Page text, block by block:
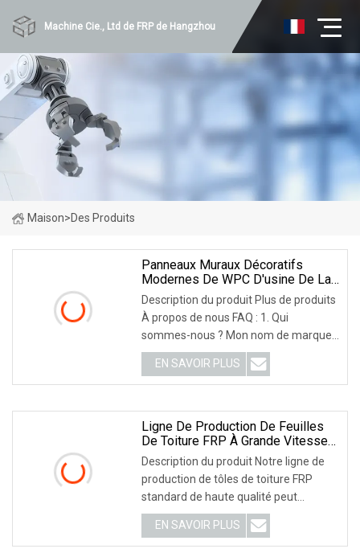
Machine Cie., Ltd de FRP de Hangzhou
Maison>Des Produits
Panneaux Muraux Décoratifs
Modernes De WPC D'usine De La
Chine Panneaux Muraux
Composites En Plastique Et En
Bois De PVC
Description du produit Plus de produits
À propos de nous FAQ : 1. Qui
sommes-nous ? Mon nom de marque
est AUNG SHAN, nous sommes basés
à Shandong, en Chine, depuis 2003.
Nous vendons en Amérique du Nord.
EN SAVOIR PLUS
Ligne De Production De Feuilles
De Toiture FRP À Grande Vitesse
Faisant La Machine
Description du produit Notre ligne de
production de tôles de toiture FRP
standard de haute qualité peut
fabriquer en continu des tôles
ondulées FRP de haute qualité à partir
de tôles de toiture simples.
EN SAVOIR PLUS